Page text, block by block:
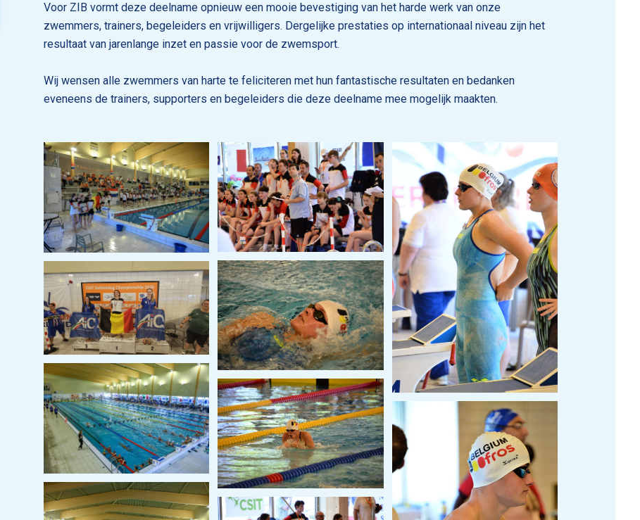
Voor ZIB vormt deze deelname opnieuw een mooie bevestiging van het harde werk van onze
zwemmers, trainers, begeleiders en vrijwilligers. Dergelijke prestaties op internationaal niveau zijn het
resultaat van jarenlange inzet en passie voor de zwemsport.
Wij wensen alle zwemmers van harte te feliciteren met hun fantastische resultaten en bedanken
eveneens de trainers, supporters en begeleiders die deze deelname mee mogelijk maakten.